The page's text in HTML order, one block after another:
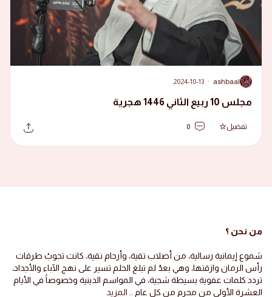
A
ashbaal
·
2024-10-13
مجلس 10 ربيع الثاني 1446 هجرية
تفضيل 0
من نحن ؟
شموع إيمانية رسالية، من أصلاب تقية، وأرحام نقية، كانت تجوبُ طرقات
رأس الرمان وازقتها، وهي بعدُ لم تبلغ الحلم تسير على نهج الآباء والأجداد،
تردد كلمات عفوية بسيطة شجية، في المواسم الدينية وخصوصاً في الأيام
العشرة الأولى من محرم من كل عام .. المزيد